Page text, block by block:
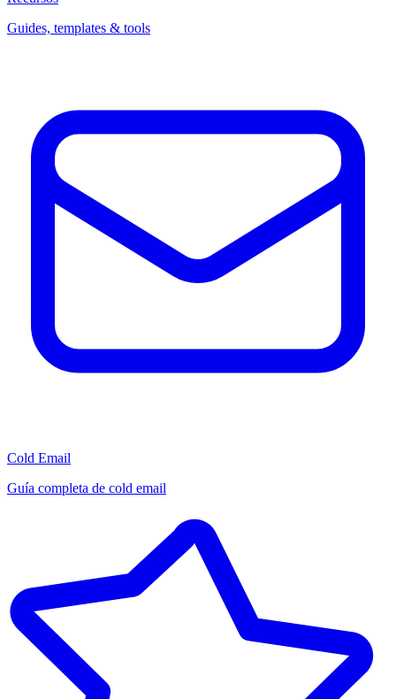
Guides, templates & tools
Cold Email
Guía completa de cold email